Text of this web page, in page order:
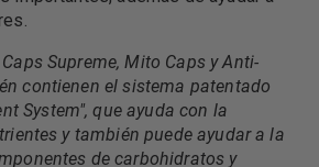
Supreme, Mito Caps y Anti-
contienen el sistema patentado
System", que ayuda con la
y también puede ayudar a la
de carbohidratos y